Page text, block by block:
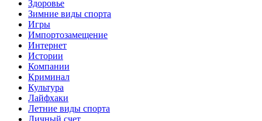
Здоровье
Зимние виды спорта
Игры
Импортозамещение
Интернет
Истории
Компании
Криминал
Культура
Лайфхаки
Летние виды спорта
Личный счет